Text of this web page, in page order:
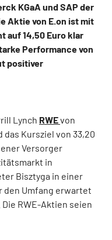
KGaA und SAP der
Aktie von E.on ist mit
auf 14,50 Euro klar
Performance von
positiver
Lynch RWEvon
Kursziel von 33,20
Versorger
in
Bisztyga in einer
den Umfang erwartet
RWE-Aktien seien